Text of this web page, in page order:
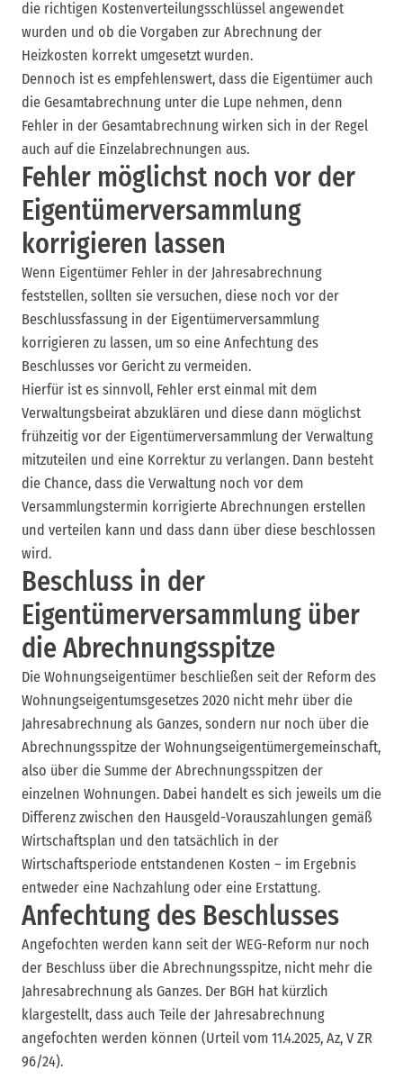
die richtigen Kostenverteilungsschlüssel angewendet
wurden und ob die Vorgaben zur Abrechnung der
Heizkosten korrekt umgesetzt wurden.
Dennoch ist es empfehlenswert, dass die Eigentümer auch
die Gesamtabrechnung unter die Lupe nehmen, denn
Fehler in der Gesamtabrechnung wirken sich in der Regel
auch auf die Einzelabrechnungen aus.
Fehler möglichst noch vor der
Eigentümerversammlung
korrigieren lassen
Wenn Eigentümer Fehler in der Jahresabrechnung
feststellen, sollten sie versuchen, diese noch vor der
Beschlussfassung in der Eigentümerversammlung
korrigieren zu lassen, um so eine Anfechtung des
Beschlusses vor Gericht zu vermeiden.
Hierfür ist es sinnvoll, Fehler erst einmal mit dem
Verwaltungsbeirat abzuklären und diese dann möglichst
frühzeitig vor der Eigentümerversammlung der Verwaltung
mitzuteilen und eine Korrektur zu verlangen. Dann besteht
die Chance, dass die Verwaltung noch vor dem
Versammlungstermin korrigierte Abrechnungen erstellen
und verteilen kann und dass dann über diese beschlossen
wird.
Beschluss in der
Eigentümerversammlung über
die Abrechnungsspitze
Die Wohnungseigentümer beschließen seit der Reform des
Wohnungseigentumsgesetzes 2020 nicht mehr über die
Jahresabrechnung als Ganzes, sondern nur noch über die
Abrechnungsspitze der Wohnungseigentümergemeinschaft,
also über die Summe der Abrechnungsspitzen der
einzelnen Wohnungen. Dabei handelt es sich jeweils um die
Differenz zwischen den Hausgeld-Vorauszahlungen gemäß
Wirtschaftsplan und den tatsächlich in der
Wirtschaftsperiode entstandenen Kosten – im Ergebnis
entweder eine Nachzahlung oder eine Erstattung.
Anfechtung des Beschlusses
Angefochten werden kann seit der WEG-Reform nur noch
der Beschluss über die Abrechnungsspitze, nicht mehr die
Jahresabrechnung als Ganzes. Der BGH hat kürzlich
klargestellt, dass auch Teile der Jahresabrechnung
angefochten werden können (Urteil vom 11.4.2025, Az, V ZR
96/24).